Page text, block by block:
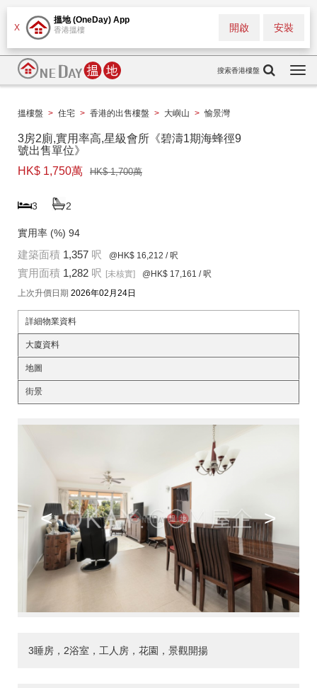
X
搵地 (OneDay) App
香港搵樓 安裝
開啟
搜索香港樓盤
搵樓盤 > 住宅 > 香港的出售樓盤 > 大嶼山 > 愉景灣
3房2廁,實用率高,星級會所《碧濤1期海蜂徑9
號出售單位》
HK$ 1,750萬
HK$ 1,700萬
3 2
實用率 (%) 94
建築面積 1,357 呎 @HK$ 16,212 / 呎
實用面積 1,282 呎 [未核實] @HK$ 17,161 / 呎
上次升價日期 2026年02月24日
詳細物業資料
大廈資料
地圖
街景
< >
3睡房，2浴室，工人房，花園，景觀開揚